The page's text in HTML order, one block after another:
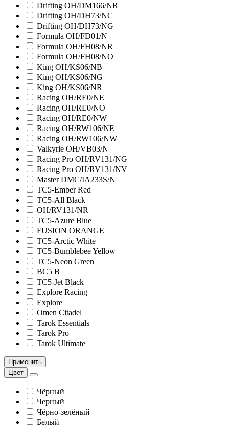
Drifting OH/DM166/NR
Drifting OH/DH73/NC
Drifting OH/DH73/NG
Formula OH/FD01/N
Formula OH/FH08/NR
Formula OH/FH08/NO
King OH/KS06/NB
King OH/KS06/NG
King OH/KS06/NR
Racing OH/RE0/NE
Racing OH/RE0/NO
Racing OH/RE0/NW
Racing OH/RW106/NE
Racing OH/RW106/NW
Valkyrie OH/VB03/N
Racing Pro OH/RV131/NG
Racing Pro OH/RV131/NV
Master DMC/IA233S/N
TC5-Ember Red
TC5-All Black
OH/RV131/NR
TC5-Azure Blue
FUSION ORANGE
TC5-Arctic White
TC5-Bumblebee Yellow
TC5-Neon Green
BC5 B
TC5-Jet Black
Explore Racing
Explore
Omen Citadel
Tarok Essentials
Tarok Pro
Tarok Ultimate
Применить
Цвет
Чёрный
Черный
Чёрно-зелёный
Белый